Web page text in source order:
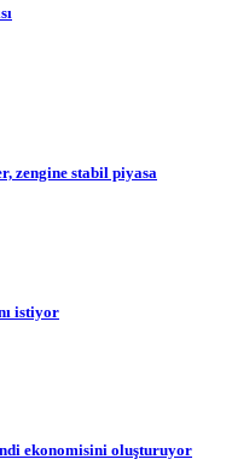
zengine stabil piyasa
istiyor
ekonomisini oluşturuyor